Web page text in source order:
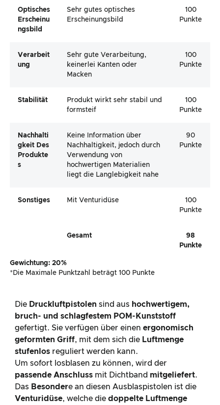
Optisches
Erscheinu
Ngsbild
Sehr gutes optisches
Erscheinungsbild
100
Punkte
Verarbeit
Ung
Sehr gute Verarbeitung,
keinerlei Kanten oder
Macken
100
Punkte
Stabilität
Produkt wirkt sehr stabil und
formsteif
100
Punkte
Nachhalti
Gkeit Des
Produkte
S
Keine Information über
Nachhaltigkeit, jedoch durch
Verwendung von
hochwertigen Materialien
liegt die Langlebigkeit nahe
90
Punkte
Sonstiges Mit Venturidüse
100
Punkte
Gesamt
98
Punkte
Gewichtung: 20%
*Die Maximale Punktzahl beträgt 100 Punkte
Die Druckluftpistolen sind aus hochwertigem,
bruch- und schlagfestem POM-Kunststoff
gefertigt. Sie verfügen über einen ergonomisch
geformten Griff, mit dem sich die Luftmenge
stufenlos reguliert werden kann.
Um sofort losblasen zu können, wird der
passende Anschluss mit Dichtband mitgeliefert.
Das Besondere an diesen Ausblaspistolen ist die
Venturidüse, welche die doppelte Luftmenge